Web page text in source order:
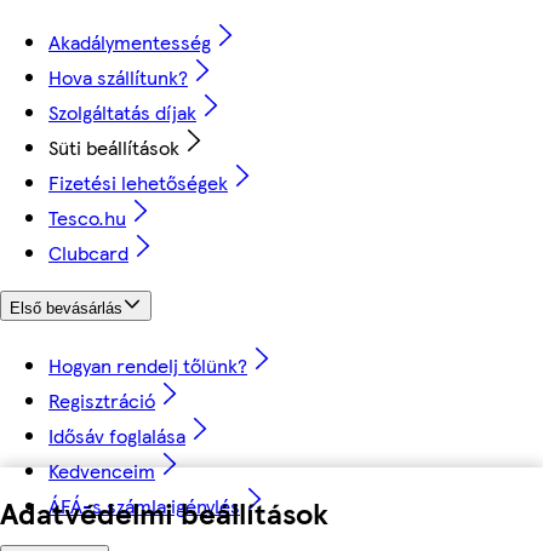
Adatvédelmi beállítások
Akadálymentesség
Hova szállítunk?
Szolgáltatás díjak
Süti beállítások
Fizetési lehetőségek
Tesco.hu
Clubcard
Első bevásárlás
Hogyan rendelj tőlünk?
Regisztráció
Idősáv foglalása
Kedvenceim
ÁFÁ-s számla igénylés